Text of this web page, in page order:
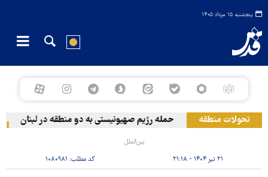
پنجشنبه ۱۵ مرداد ۱۴۰۵
تحولات منطقه حمله رژیم صهیونیستی به دو منطقه در لبنان
بین‌الملل
۲۱ تیر ۱۴۰۴ - ۲۱:۱۸ کد مطلب: ۱۰۸۰۹۸۱